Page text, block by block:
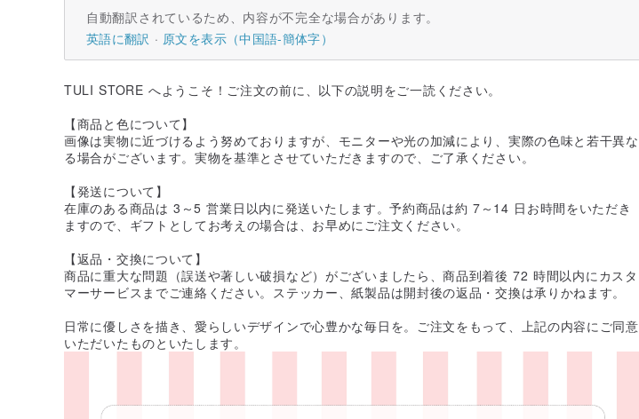
自動翻訳されているため、内容が不完全な場合があります。
英語に翻訳
原文を表示（中国語-簡体字）
TULI STORE へようこそ！ご注文の前に、以下の説明をご一読ください。
【商品と色について】
画像は実物に近づけるよう努めておりますが、モニターや光の加減により、実際の色味と若干異な
る場合がございます。実物を基準とさせていただきますので、ご了承ください。
【発送について】
在庫のある商品は 3～5 営業日以内に発送いたします。予約商品は約 7～14 日お時間をいただき
ますので、ギフトとしてお考えの場合は、お早めにご注文ください。
【返品・交換について】
商品に重大な問題（誤送や著しい破損など）がございましたら、商品到着後 72 時間以内にカスタ
マーサービスまでご連絡ください。ステッカー、紙製品は開封後の返品・交換は承りかねます。
日常に優しさを描き、愛らしいデザインで心豊かな毎日を。ご注文をもって、上記の内容にご同意
いただいたものといたします。